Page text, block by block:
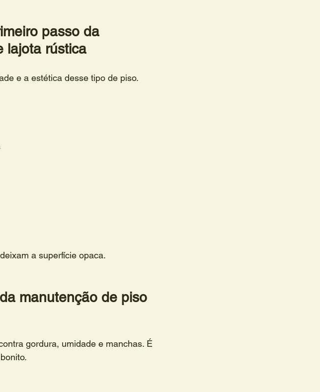
passo da
lajota rústica
e a estética desse tipo de piso.
a superfície opaca.
manutenção de piso
gordura, umidade e manchas. É